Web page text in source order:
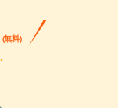
(無料)